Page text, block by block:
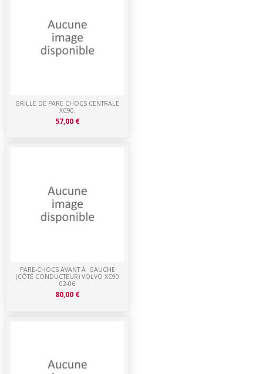
PARE-CHOCS AVANT À GAUCHE
(CÔTÉ CONDUCTEUR) VOLVO XC90
02-06
80,00 €
GRILLE DE PARE CHOCS CENTRALE
XC90.
57,00 €